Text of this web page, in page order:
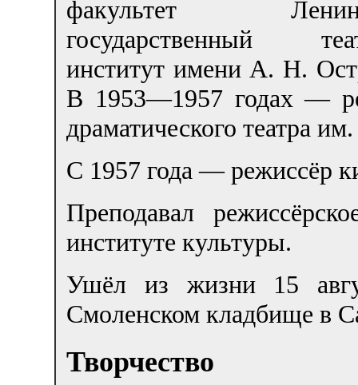
факультет
государственный
институт имени A. H.
В 1953—1957 годах —
драматического театра
С 1957 года — режиссёр
Преподавал
институте культуры.
Ушёл из жизни 15
Смоленском кладбище в
Творчество